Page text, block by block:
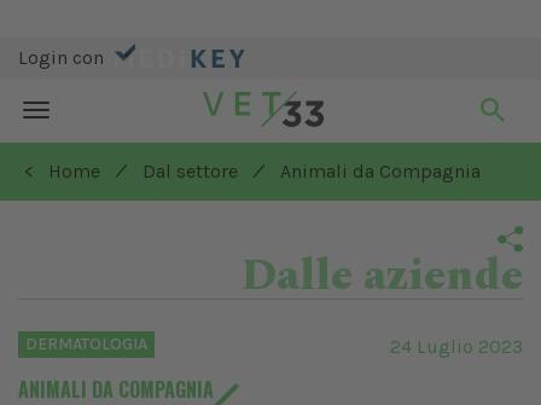
Login con
Toggle
navigation
< Home
/ Dal settore / Animali da Compagnia
Dalle aziende
DERMATOLOGIA
ANIMALI DA COMPAGNIA
24 Luglio 2023